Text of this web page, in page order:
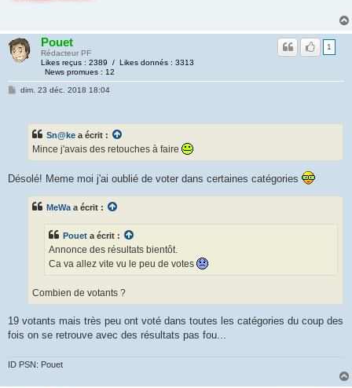
Pouet
Rédacteur PF
Likes reçus : 2389 / Likes donnés : 3313
News promues : 12
1
dim. 23 déc. 2018 18:04
Sn@ke a écrit :
Mince j'avais des retouches à faire
Désolé! Meme moi j'ai oublié de voter dans certaines catégories
MeWa a écrit :
Pouet a écrit :
Annonce des résultats bientôt.
Ca va allez vite vu le peu de votes
Combien de votants ?
19 votants mais très peu ont voté dans toutes les catégories du coup des
fois on se retrouve avec des résultats pas fou...
ID PSN: Pouet